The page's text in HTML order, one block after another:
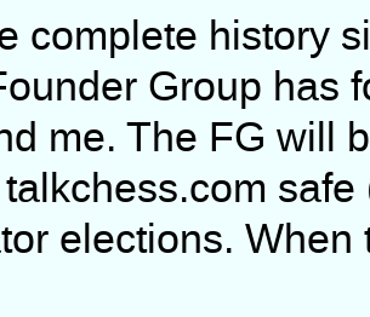
complete history
Group has
me. The FG will
elections.